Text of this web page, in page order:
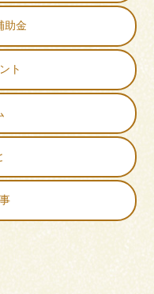
助金
ト